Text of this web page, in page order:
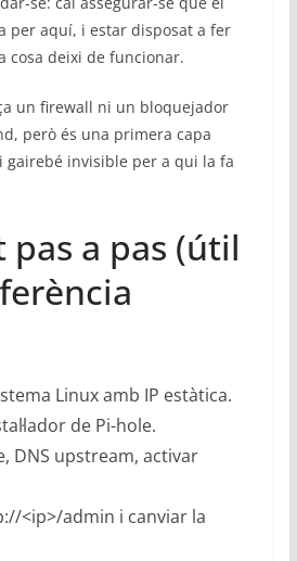
per aquí, i estar disposat a fer
cosa deixi de funcionar.
un firewall ni un bloquejador
però és una primera capa
gairebé invisible per a qui la fa
pas a pas (útil
Linux amb IP estàtica.
de Pi-hole.
DNS upstream, activar
<ip>/admin i canviar la